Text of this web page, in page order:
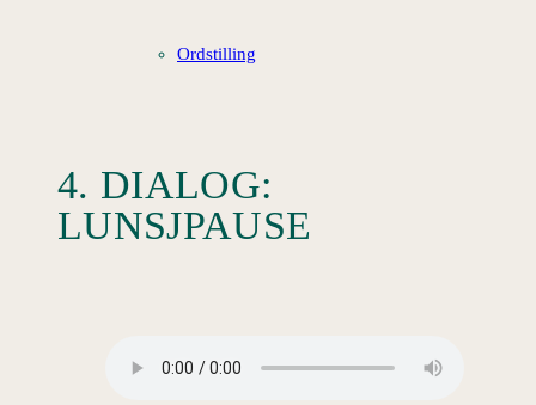
Ordstilling
4. DIALOG:
LUNSJPAUSE